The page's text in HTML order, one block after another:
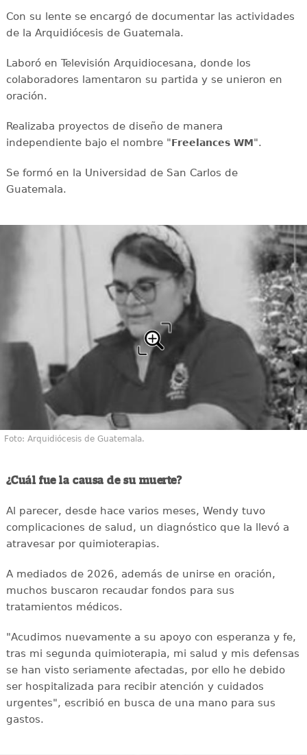
Con su lente se encargó de documentar las actividades
de la Arquidiócesis de Guatemala.
Laboró en Televisión Arquidiocesana, donde los
colaboradores lamentaron su partida y se unieron en
oración.
Realizaba proyectos de diseño de manera
independiente bajo el nombre "Freelances WM".
Se formó en la Universidad de San Carlos de
Guatemala.
Foto: Arquidiócesis de Guatemala.
¿Cuál fue la causa de su muerte?
Al parecer, desde hace varios meses, Wendy tuvo
complicaciones de salud, un diagnóstico que la llevó a
atravesar por quimioterapias.
A mediados de 2026, además de unirse en oración,
muchos buscaron recaudar fondos para sus
tratamientos médicos.
"Acudimos nuevamente a su apoyo con esperanza y fe,
tras mi segunda quimioterapia, mi salud y mis defensas
se han visto seriamente afectadas, por ello he debido
ser hospitalizada para recibir atención y cuidados
urgentes", escribió en busca de una mano para sus
gastos.